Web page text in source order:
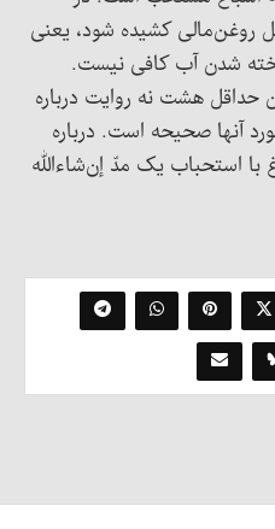
روغن‌مالی کشیده شود، یعنی
شدن آب کافی نیست.
هشت نه روایت درباره
آنها صحیحه است. درباره
استحباب یک مدّ إن‌شاءالله